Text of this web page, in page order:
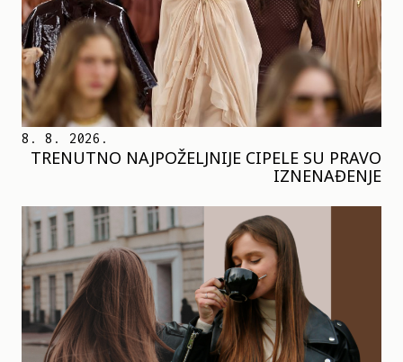
8. 8. 2026.
TRENUTNO NAJPOŽELJNIJE CIPELE SU PRAVO
IZNENAĐENJE